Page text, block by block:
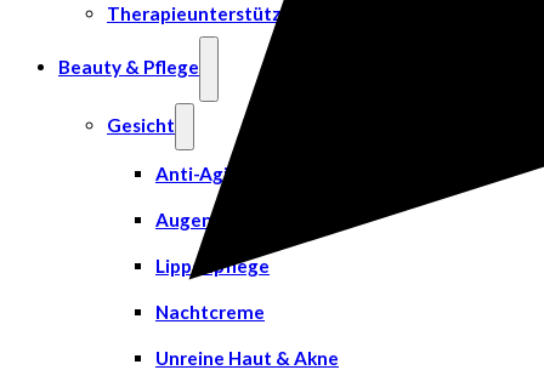
Therapieunterstützung
Beauty & Pflege
Gesicht
Anti-Aging
Augenpflege
Lippenpflege
Nachtcreme
Unreine Haut & Akne